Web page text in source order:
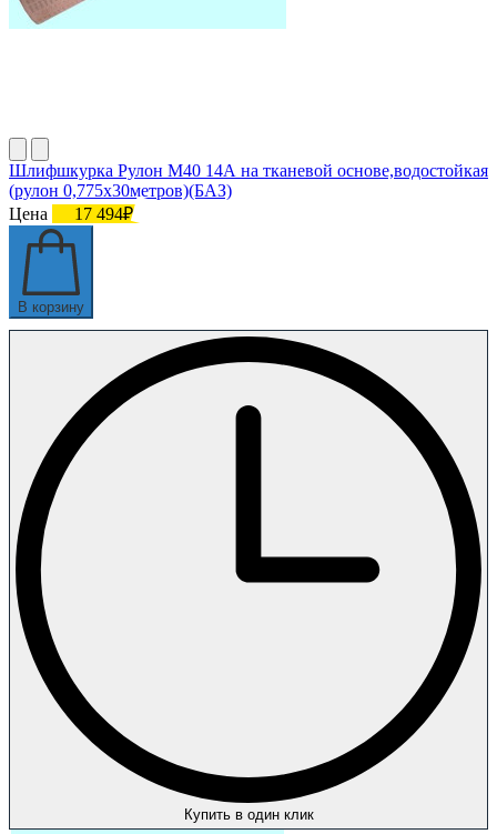
Шлифшкурка Рулон М40 14А на тканевой основе,водостойкая
(рулон 0,775х30метров)(БАЗ)
Цена
17 494₽
В корзину
Купить в один клик